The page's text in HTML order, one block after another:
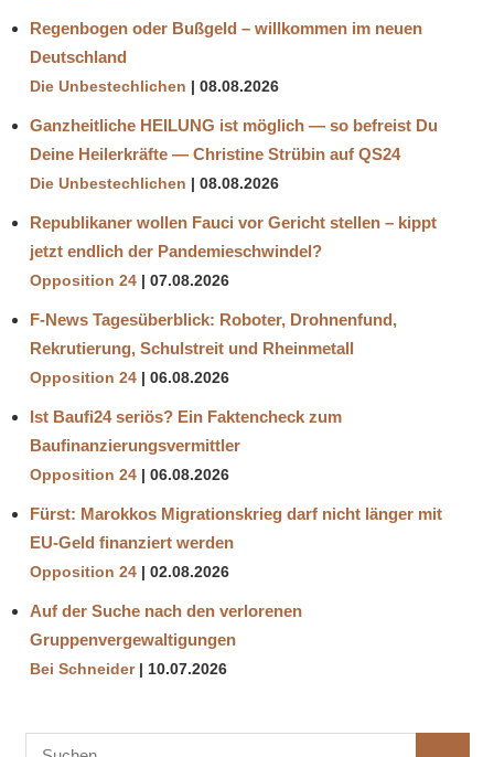
Regenbogen oder Bußgeld – willkommen im neuen
Deutschland
Die Unbestechlichen 08.08.2026
Ganzheitliche HEILUNG ist möglich — so befreist Du
Deine Heilerkräfte — Christine Strübin auf QS24
Die Unbestechlichen 08.08.2026
Republikaner wollen Fauci vor Gericht stellen – kippt
jetzt endlich der Pandemieschwindel?
Opposition 24 07.08.2026
F-News Tagesüberblick: Roboter, Drohnenfund,
Rekrutierung, Schulstreit und Rheinmetall
Opposition 24 06.08.2026
Ist Baufi24 seriös? Ein Faktencheck zum
Baufinanzierungsvermittler
Opposition 24 06.08.2026
Fürst: Marokkos Migrationskrieg darf nicht länger mit
EU-Geld finanziert werden
Opposition 24 02.08.2026
Auf der Suche nach den verlorenen
Gruppenvergewaltigungen
Bei Schneider 10.07.2026
Suchen